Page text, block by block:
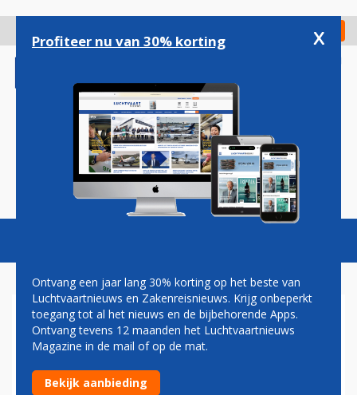
gaan
Check in
Magazine Podcasts Vacatures
LATAM AIRLINES IN DE
WINTER OOK VANUIT
COLOMBIA NAAR CURAÇAO
Profiteer nu van 30% korting x
Ontvang een jaar lang 30% korting op het beste van
Luchtvaartnieuws en Zakenreisnieuws. Krijg onbeperkt
toegang tot al het nieuws en de bijbehorende Apps.
Ontvang tevens 12 maanden het Luchtvaartnieuws
Magazine in de mail of op de mat.
Bekijk aanbieding